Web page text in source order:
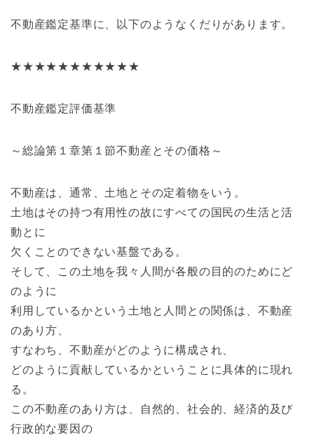
不動産鑑定基準に、以下のようなくだりがあります。
★★★★★★★★★★★
不動産鑑定評価基準
～総論第１章第１節不動産とその価格～
不動産は、通常、土地とその定着物をいう。
土地はその持つ有用性の故にすべての国民の生活と活
動とに
欠くことのできない基盤である。
そして、この土地を我々人間が各般の目的のためにど
のように
利用しているかという土地と人間との関係は、不動産
のあり方、
すなわち、不動産がどのように構成され、
どのように貢献しているかということに具体的に現れ
る。
この不動産のあり方は、自然的、社会的、経済的及び
行政的な要因の